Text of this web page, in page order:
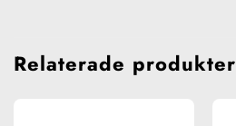
Relaterade produkter